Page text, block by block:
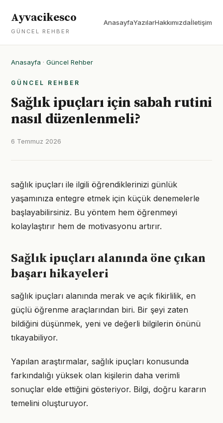
Ayvacikesco
GÜNCEL REHBER
AnasayfaYazılarHakkımızdaİletişim
Anasayfa · Güncel Rehber
GÜNCEL REHBER
Sağlık ipuçları için sabah rutini
nasıl düzenlenmeli?
6 Temmuz 2026
sağlık ipuçları ile ilgili öğrendiklerinizi günlük
yaşamınıza entegre etmek için küçük denemelerle
başlayabilirsiniz. Bu yöntem hem öğrenmeyi
kolaylaştırır hem de motivasyonu artırır.
Sağlık ipuçları alanında öne çıkan
başarı hikayeleri
sağlık ipuçları alanında merak ve açık fikirlilik, en
güçlü öğrenme araçlarından biri. Bir şeyi zaten
bildiğini düşünmek, yeni ve değerli bilgilerin önünü
tıkayabiliyor.
Yapılan araştırmalar, sağlık ipuçları konusunda
farkındalığı yüksek olan kişilerin daha verimli
sonuçlar elde ettiğini gösteriyor. Bilgi, doğru kararın
temelini oluşturuyor.